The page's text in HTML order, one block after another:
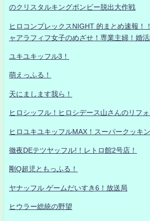
のクリスタルキングボンビー脱出大作戦
ヒロコンプレックスNIGHT 的まとめ速報！
ャアラフィフ女子のめざせ！専業主婦！婚
ユキユキッフル3！
萌えっふる！
天にまします我ら！
ヒロシッフル！ヒロシデース山さんのリフ
ヒロユキユキッフルMAX！スーパークッキン
徹夜DEテツヤッフル!！レトロ館2号店！
剛Q超児ともっふる！
ヤナッフル ゲームだいすき6！放送局
ヒウラー総統の野望